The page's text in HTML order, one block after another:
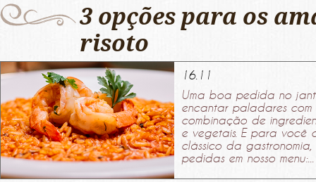
3 opções para os
risoto
16.11
Uma boa pedida no
encantar paladares com
combinação de
e vegetais. E para você
clássico da gastronomia,
pedidas em nosso menu:...